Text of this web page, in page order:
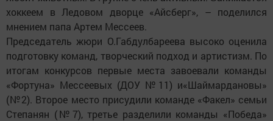
хоккеем в Ледовом дворце «Айсберг», – поделился
мнением папа Артем Мессеев.
Председатель жюри О.Габдулбареева высоко оценила
подготовку команд, творческий подход и артистизм. По
итогам конкурсов первые места завоевали команды
«Фортуна» Мессеевых (ДОУ №11) и«Шаймардановы»
(№2). Второе место присудили команде «Факел» семьи
Степанян (№7), третье разделили команды «Победа»